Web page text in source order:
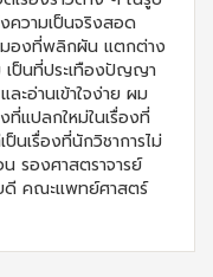
ความเป็นจริงสอด
มองที่พลิกผัน แตกต่าง
เป็นที่ประเทืองปัญญา
อ่านเข้าใจง่าย ผม
ที่แปลกใหม่ในเรื่องที่
นเรื่องที่นักวิชาการไม่
รองศาสตราจารย์
คณะแพทย์ศาสตร์